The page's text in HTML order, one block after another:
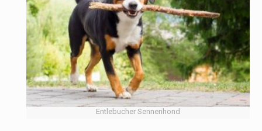
Entlebucher Sennenhond